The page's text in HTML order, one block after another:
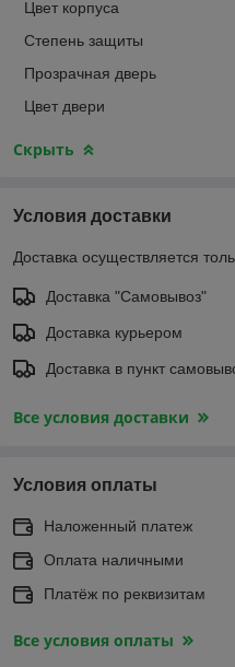
Цвет корпуса
Степень защиты
Прозрачная дверь
Цвет двери
Скрыть
Условия доставки
Доставка осуществляется
Доставка "Самовывоз"
Доставка курьером
Доставка в пункт
Все условия доставки
Условия оплаты
Наложенный платеж
Оплата наличными
Платёж по реквизитам
Все условия оплаты